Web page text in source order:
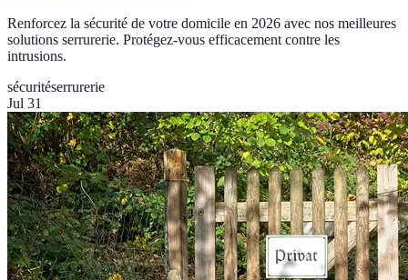
Renforcez la sécurité de votre domicile en 2026 avec nos meilleures
solutions serrurerie. Protégez-vous efficacement contre les
intrusions.
sécuritéserrurerie
Jul 31